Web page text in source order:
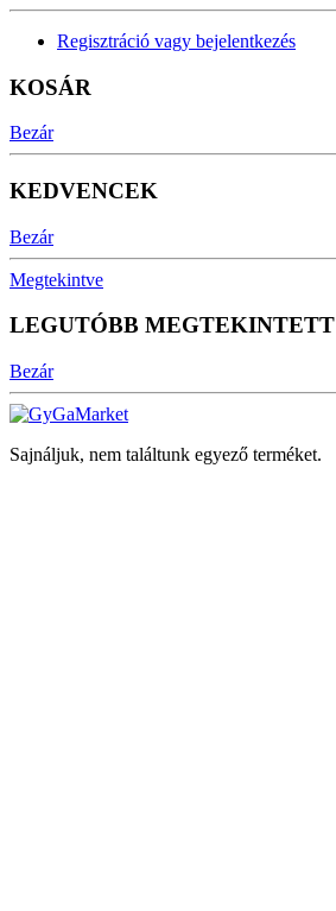
Regisztráció vagy bejelentkezés
KOSÁR
Bezár
KEDVENCEK
Bezár
Megtekintve
LEGUTÓBB MEGTEKINTETT
Bezár
Sajnáljuk, nem találtunk egyező terméket.